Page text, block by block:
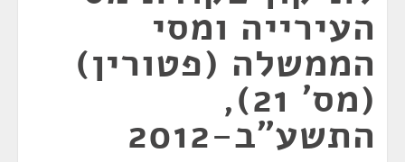
העירייה ומסי
הממשלה (פטורין)
(מס' 21),
התשע"ב-2012